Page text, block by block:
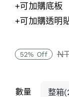
+可加購底板
+可加購透明
原
價
目
價
52% Off
數量